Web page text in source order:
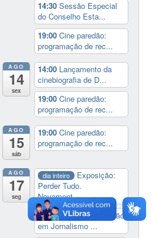
14:30Sessão Especial
do Conselho Esta...
19:00Cine paredão:
programação de rec...
AGO
14
sex
14:00 Lançamento da
cinebiografia de D...
19:00Cine paredão:
programação de rec...
AGO
15
sáb
19:00Cine paredão:
programação de rec...
AGO
17
seg
dia inteiro
Exposição:
Perder Tudo.
Novament...
16:00 Curso de formação
em Jornalismo ...